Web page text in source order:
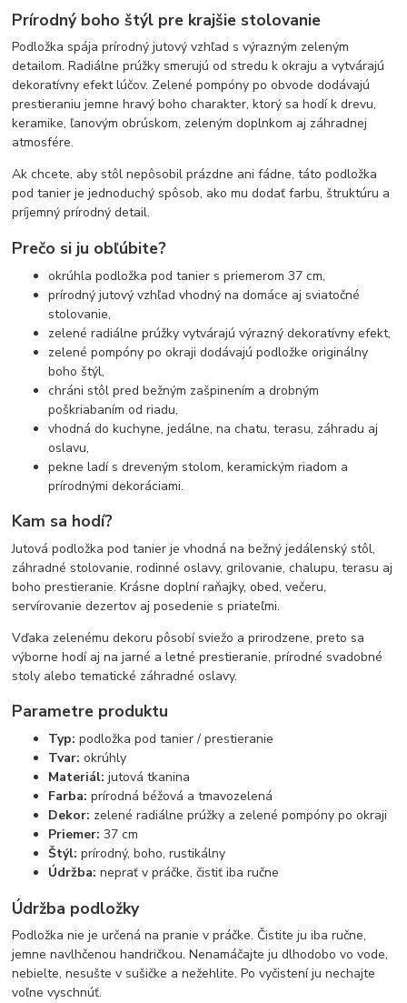
Prírodný boho štýl pre krajšie stolovanie
Podložka spája prírodný jutový vzhľad s výrazným zeleným
detailom. Radiálne prúžky smerujú od stredu k okraju a vytvárajú
dekoratívny efekt lúčov. Zelené pompóny po obvode dodávajú
prestieraniu jemne hravý boho charakter, ktorý sa hodí k drevu,
keramike, ľanovým obrúskom, zeleným doplnkom aj záhradnej
atmosfére.
Ak chcete, aby stôl nepôsobil prázdne ani fádne, táto podložka
pod tanier je jednoduchý spôsob, ako mu dodať farbu, štruktúru a
príjemný prírodný detail.
Prečo si ju obľúbite?
okrúhla podložka pod tanier s priemerom 37 cm,
prírodný jutový vzhľad vhodný na domáce aj sviatočné
stolovanie,
zelené radiálne prúžky vytvárajú výrazný dekoratívny efekt,
zelené pompóny po okraji dodávajú podložke originálny
boho štýl,
chráni stôl pred bežným zašpinením a drobným
poškriabaním od riadu,
vhodná do kuchyne, jedálne, na chatu, terasu, záhradu aj
oslavu,
pekne ladí s dreveným stolom, keramickým riadom a
prírodnými dekoráciami.
Kam sa hodí?
Jutová podložka pod tanier je vhodná na bežný jedálenský stôl,
záhradné stolovanie, rodinné oslavy, grilovanie, chalupu, terasu aj
boho prestieranie. Krásne doplní raňajky, obed, večeru,
servírovanie dezertov aj posedenie s priateľmi.
Vďaka zelenému dekoru pôsobí sviežo a prirodzene, preto sa
výborne hodí aj na jarné a letné prestieranie, prírodné svadobné
stoly alebo tematické záhradné oslavy.
Parametre produktu
Typ: podložka pod tanier / prestieranie
Tvar: okrúhly
Materiál: jutová tkanina
Farba: prírodná béžová a tmavozelená
Dekor: zelené radiálne prúžky a zelené pompóny po okraji
Priemer: 37 cm
Štýl: prírodný, boho, rustikálny
Údržba: neprať v práčke, čistiť iba ručne
Údržba podložky
Podložka nie je určená na pranie v práčke. Čistite ju iba ručne,
jemne navlhčenou handričkou. Nenamáčajte ju dlhodobo vo vode,
nebielte, nesušte v sušičke a nežehlite. Po vyčistení ju nechajte
voľne vyschnúť.